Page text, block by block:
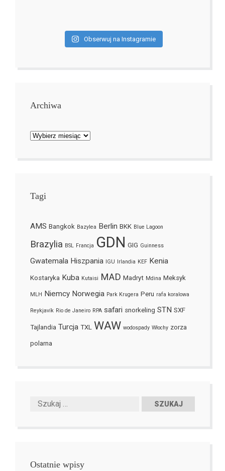
Obserwuj na Instagramie
Archiwa
Archiwa
Tagi
AMS Bangkok Bazylea Berlin BKK Blue Lagoon
Brazylia BSL Francja GDN GIG Guinness
Gwatemala Hiszpania IGU Irlandia KEF Kenia
Kostaryka Kuba Kutaisi MAD Madryt Mdina Meksyk
MLH Niemcy Norwegia Park Krugera Peru rafa koralowa
Reykjavík Rio de Janeiro RPA safari snorkeling STN SXF
Tajlandia Turcja TXL WAW wodospady Włochy zorza
polarna
Ostatnie wpisy